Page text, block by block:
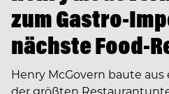
zum Gastro-
nächste Food-
Henry McGovern baute
der größten